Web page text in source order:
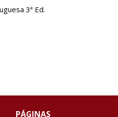
3ª Ed.
PÁGINAS